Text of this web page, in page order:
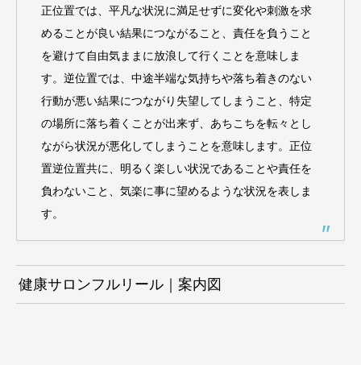
正位置では、平凡な状況に満足せずに変化や刺激を求
めることが良い結果につながること、責任を負うこと
を避けて自由気ままに放浪して行くことを意味しま
す。逆位置では、中途半端な気持ちや落ち着きのない
行動が悪い結果につながり失望してしまうこと、特定
の場所に落ち着くことが出来ず、あちこちを転々とし
ながら状況が悪化してしまうことを意味します。正位
置逆位置共に、明るく楽しい状況であることや責任を
負わないこと、気楽に事に望めるような状況を表しま
す。
健康サロンフルリール｜案内図